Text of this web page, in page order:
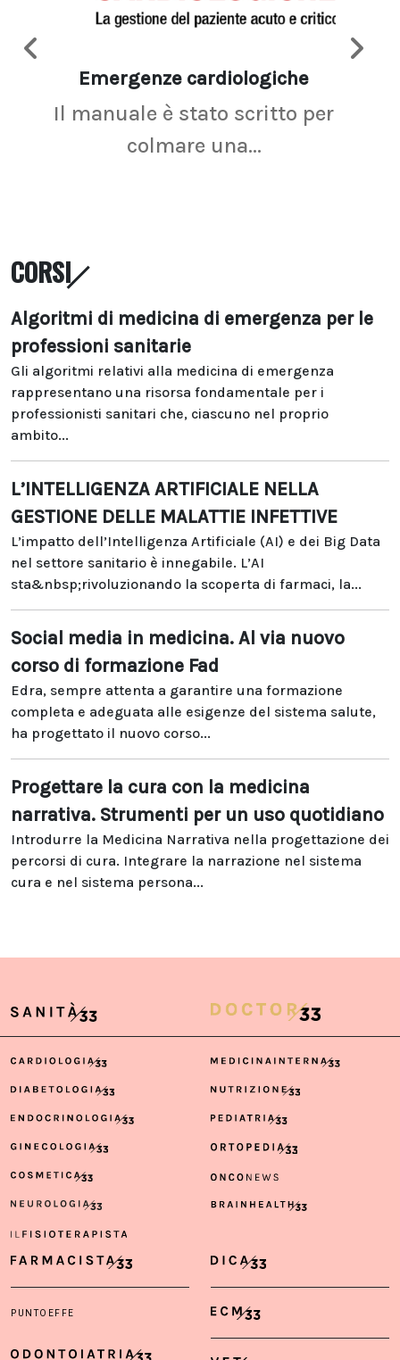
Emergenze cardiologiche
Il manuale è stato scritto per
colmare una...
CORSI
Algoritmi di medicina di emergenza per le
professioni sanitarie
Gli algoritmi relativi alla medicina di emergenza
rappresentano una risorsa fondamentale per i
professionisti sanitari che, ciascuno nel proprio
ambito...
L’INTELLIGENZA ARTIFICIALE NELLA
GESTIONE DELLE MALATTIE INFETTIVE
L’impatto dell’Intelligenza Artificiale (AI) e dei Big Data
nel settore sanitario è innegabile. L’AI
sta&nbsp;rivoluzionando la scoperta di farmaci, la...
Social media in medicina. Al via nuovo
corso di formazione Fad
Edra, sempre attenta a garantire una formazione
completa e adeguata alle esigenze del sistema salute,
ha progettato il nuovo corso...
Progettare la cura con la medicina
narrativa. Strumenti per un uso quotidiano
Introdurre la Medicina Narrativa nella progettazione dei
percorsi di cura. Integrare la narrazione nel sistema
cura e nel sistema persona...